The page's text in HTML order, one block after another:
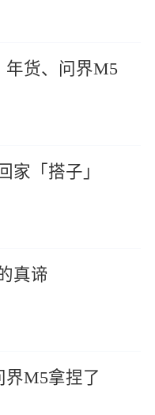
年货、问界M5
家「搭子」
真谛
M5拿捏了